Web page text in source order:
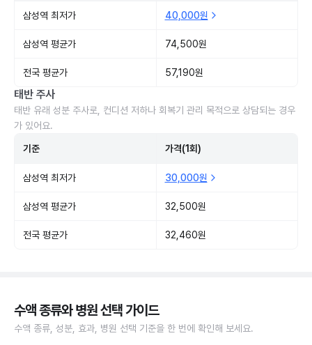
삼성역 최저가 40,000원
삼성역 평균가 74,500원
전국 평균가 57,190원
태반 주사
태반 유래 성분 주사로, 컨디션 저하나 회복기 관리 목적으로 상담되는 경우
가 있어요.
기준 가격(1회)
삼성역 최저가 30,000원
삼성역 평균가 32,500원
전국 평균가 32,460원
수액 종류와 병원 선택 가이드
수액 종류, 성분, 효과, 병원 선택 기준을 한 번에 확인해 보세요.